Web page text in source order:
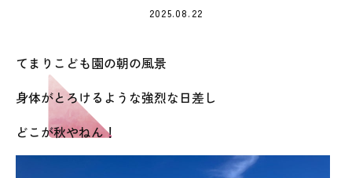
2025.08.22
てまりこども園の朝の風景
身体がとろけるような強烈な日差し
どこが秋やねん！